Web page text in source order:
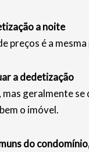
a noite
preços é a
a dedetização
geralmente se
o imóvel.
do